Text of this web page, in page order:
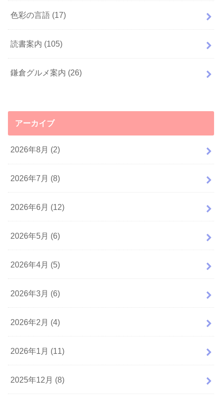
色彩の言語 (17)
読書案内 (105)
鎌倉グルメ案内 (26)
アーカイブ
2026年8月 (2)
2026年7月 (8)
2026年6月 (12)
2026年5月 (6)
2026年4月 (5)
2026年3月 (6)
2026年2月 (4)
2026年1月 (11)
2025年12月 (8)